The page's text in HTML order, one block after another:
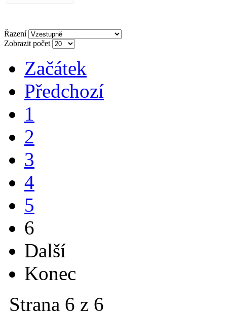
Řazení
Zobrazit počet
Začátek
Předchozí
1
2
3
4
5
6
Další
Konec
Strana 6 z 6